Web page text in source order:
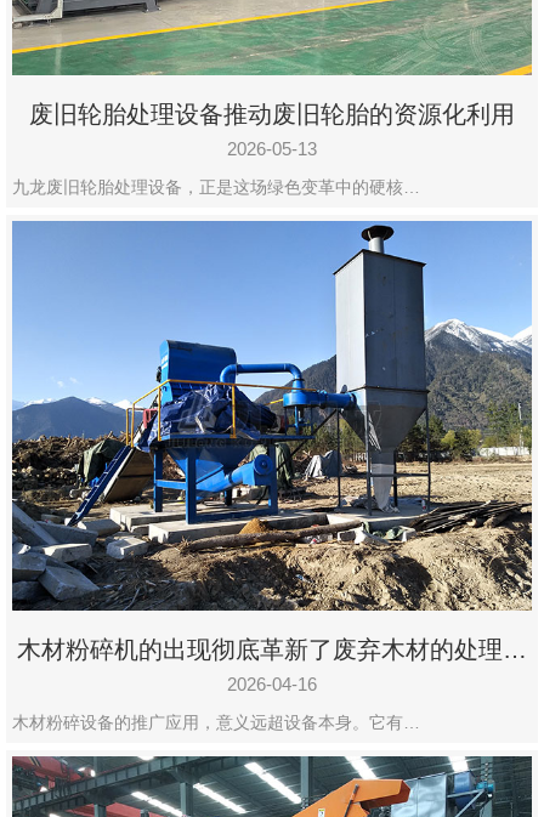
废旧轮胎处理设备推动废旧轮胎的资源化利用
2026-05-13
九龙废旧轮胎处理设备，正是这场绿色变革中的硬核…
木材粉碎机的出现彻底革新了废弃木材的处理模
式
2026-04-16
木材粉碎设备的推广应用，意义远超设备本身。它有…